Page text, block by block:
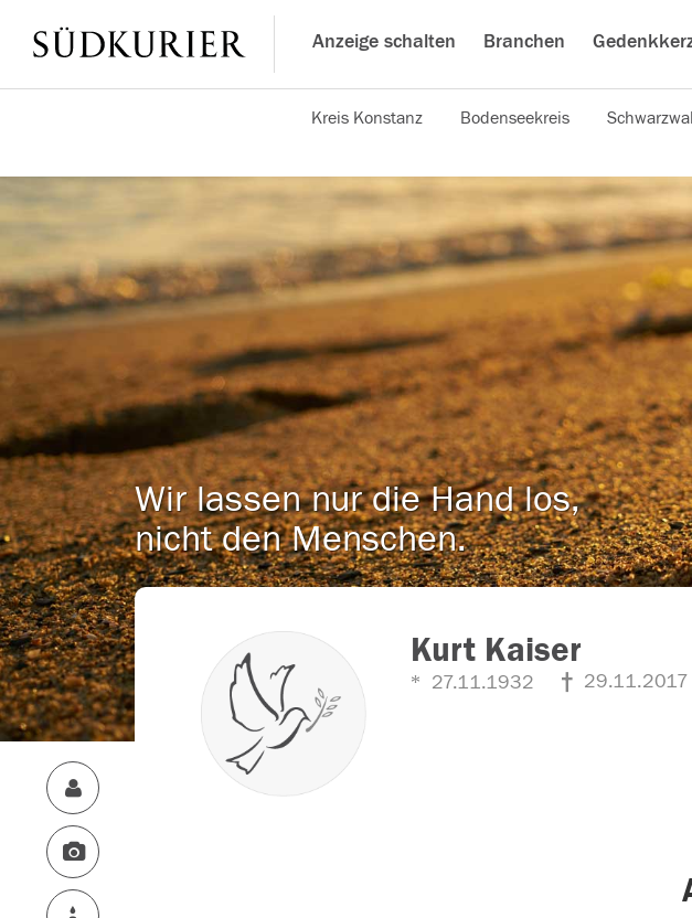
Anzeige schalten Branchen
Kreis Konstanz Bodenseekreis
Wir lassen nur die Hand los,
nicht den Menschen.
Kurt Kaiser
27.11.1932 29.11.2017